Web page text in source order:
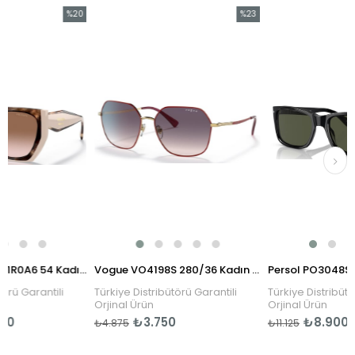
Prada PR 15WS 01R0A6 54 Kadın Güneş Gözlüğü
Vogue VO4198S 280/36 Kadın Güneş Gözlüğü
Türkiye Distribütörü Garantili
Orjinal Ürün
₺3.750
Türkiye Distribütörü
Orjinal Ürün
₺8.900